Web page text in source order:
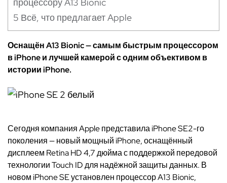
5 Всё, что предлагает Apple
Оснащён A13 Bionic — самым быстрым процессором
в iPhone и лучшей камерой с одним объективом в
истории iPhone.
Сегодня компания Apple представила iPhone SE2-го
поколения — новый мощный iPhone, оснащённый
дисплеем Retina HD 4,7 дюйма с поддержкой передовой
технологии Touch ID для надёжной защиты данных. В
новом iPhone SE установлен процессор A13 Bionic,